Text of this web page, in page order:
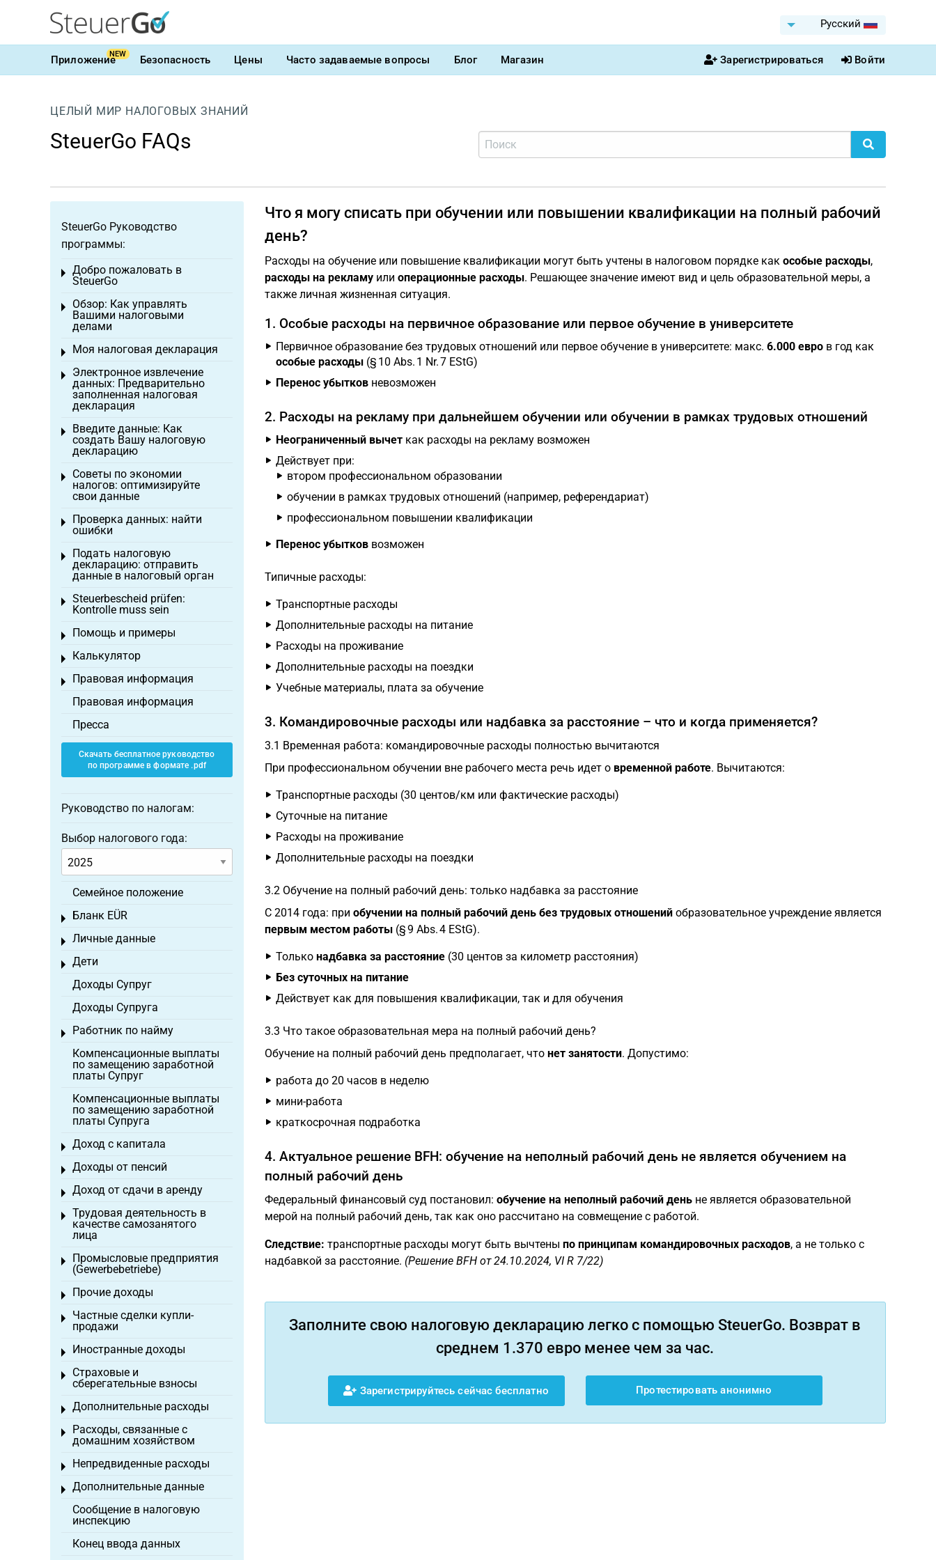
Pусский
ПриложениеNEW Безопасность Цены Часто задаваемые вопросы Блог Магазин Зарегистрироваться Войти
ЦЕЛЫЙ МИР НАЛОГОВЫХ ЗНАНИЙ
SteuerGo FAQs
Что я могу списать при обучении или повышении квалификации на полный рабочий
день?
Расходы на обучение или повышение квалификации могут быть учтены в налоговом порядке как особые расходы,
расходы на рекламуили операционные расходы. Решающее значение имеют вид и цель образовательной меры, а
также личная жизненная ситуация.
1. Особые расходы на первичное образование или первое обучение в университете
Первичное образование без трудовых отношений или первое обучение в университете: макс. 6.000 евров год как
особые расходы(§ 10 Abs. 1 Nr. 7 EStG)
Перенос убытковневозможен
2. Расходы на рекламу при дальнейшем обучении или обучении в рамках трудовых отношений
Неограниченный вычеткак расходы на рекламу возможен
Действует при:
втором профессиональном образовании
обучении в рамках трудовых отношений (например, референдариат)
профессиональном повышении квалификации
Перенос убытковвозможен
Типичные расходы:
Транспортные расходы
Дополнительные расходы на питание
Расходы на проживание
Дополнительные расходы на поездки
Учебные материалы, плата за обучение
3. Командировочные расходы или надбавка за расстояние – что и когда применяется?
3.1 Временная работа: командировочные расходы полностью вычитаются
При профессиональном обучении вне рабочего места речь идет о временной работе. Вычитаются:
Транспортные расходы (30 центов/км или фактические расходы)
Суточные на питание
Расходы на проживание
Дополнительные расходы на поездки
3.2 Обучение на полный рабочий день: только надбавка за расстояние
С 2014 года: при обучении на полный рабочий день без трудовых отношенийобразовательное учреждение является
первым местом работы(§ 9 Abs. 4 EStG).
Только надбавка за расстояние(30 центов за километр расстояния)
Без суточных на питание
Действует как для повышения квалификации, так и для обучения
3.3 Что такое образовательная мера на полный рабочий день?
Обучение на полный рабочий день предполагает, что нет занятости. Допустимо:
работа до 20 часов в неделю
мини-работа
краткосрочная подработка
4. Актуальное решение BFH: обучение на неполный рабочий день не является обучением на
полный рабочий день
Федеральный финансовый суд постановил: обучение на неполный рабочий деньне является образовательной
мерой на полный рабочий день, так как оно рассчитано на совмещение с работой.
Следствие: транспортные расходы могут быть вычтены по принципам командировочных расходов, а не только с
надбавкой за расстояние. (Решение BFH от 24.10.2024, VI R 7/22)
Заполните свою налоговую декларацию легко с помощью SteuerGo. Возврат в
среднем 1.370 евро менее чем за час.
Зарегистрируйтесь сейчас бесплатно Протестировать анонимно
SteuerGo Руководство
программы:
Добро пожаловать в
SteuerGo
Toggle menu
Обзор: Как управлять
Вашими налоговыми
делами
Toggle menu
Моя налоговая декларация
Toggle menu
Электронное извлечение
данных: Предварительно
заполненная налоговая
декларация
Toggle menu
Введите данные: Как
создать Вашу налоговую
декларацию
Toggle menu
Советы по экономии
налогов: оптимизируйте
свои данные
Toggle menu
Проверка данных: найти
ошибки
Toggle menu
Подать налоговую
декларацию: отправить
данные в налоговый орган
Toggle menu
Steuerbescheid prüfen:
Kontrolle muss sein
Toggle menu
Помощь и примеры
Toggle menu
Калькулятор
Toggle menu
Правовая информация
Toggle menu
Правовая информация
Пресса
Скачать бесплатное руководство
по программе в формате .pdf
Руководство по налогам:
Выбор налогового года:
Семейное положение
Бланк EÜR
Toggle menu
Личные данные
Toggle menu
Дети
Toggle menu
Доходы Супруг
Доходы Супруга
Работник по найму
Toggle menu
Компенсационные выплаты
по замещению заработной
платы Супруг
Компенсационные выплаты
по замещению заработной
платы Супруга
Доход с капитала
Toggle menu
Доходы от пенсий
Toggle menu
Доход от сдачи в аренду
Toggle menu
Трудовая деятельность в
качестве самозанятого
лица
Toggle menu
Промысловые предприятия
(Gewerbebetriebe)
Toggle menu
Прочие доходы
Toggle menu
Частные сделки купли-
продажи
Toggle menu
Иностранные доходы
Toggle menu
Страховые и
сберегательные взносы
Toggle menu
Дополнительные расходы
Toggle menu
Расходы, связанные с
домашним хозяйством
Toggle menu
Непредвиденные расходы
Toggle menu
Дополнительные данные
Toggle menu
Сообщение в налоговую
инспекцию
Конец ввода данных